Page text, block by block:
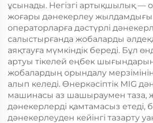
ұсынады. Негізгі артықшылық —
жоғары дәнекерлеу
операторларға дәстүрлі
салыстырғанда жобаларды
аяқтауға мүмкіндік береді. Бұл
артуы тікелей еңбек
жобалардың орындалу
алып келеді. Өнеркәсіптік MIG
машинасы аз шашыраумен таза,
дәнекерлерді қамтамасыз етеді,
дәнекерлеуден кейінгі тазарту